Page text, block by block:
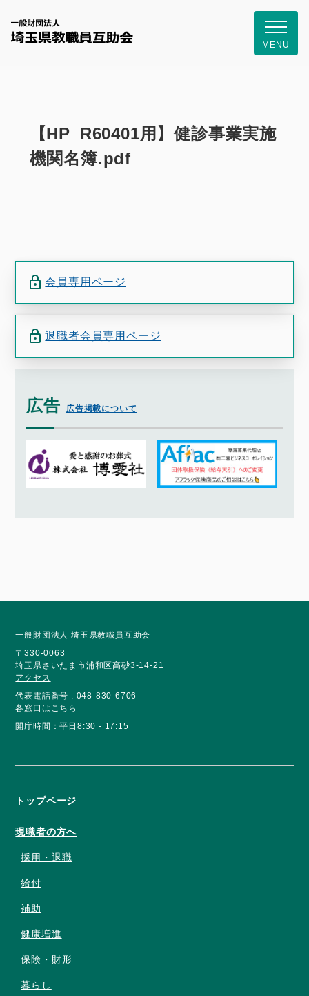
一般財団
MENU
【HP_R60401用】健診事業実施
機関名簿.pdf
会員専用ページ
退職者会員専用ページ
広告 広告掲載について
一般財団法人 埼玉県教職員互助会
〒330-0063
埼玉県さいたま市浦和区高砂3-14-21
アクセス
代表電話番号 : 048-830-6706
各窓口はこちら
開庁時間：平日8:30 - 17:15
トップページ
現職者の方へ
採用・退職
給付
補助
健康増進
保険・財形
暮らし